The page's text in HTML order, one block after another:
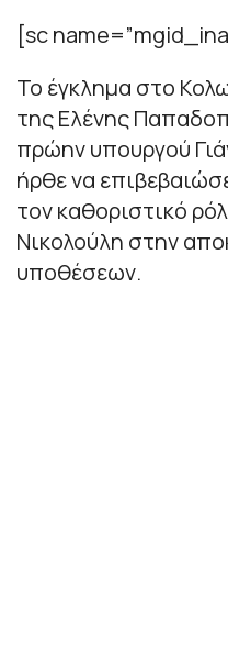
[sc
Το έγκλημα στο
της Ελένης
πρώην υπουργού
ήρθε να
τον καθοριστικό
Νικολούλη στην
υποθέσεων.